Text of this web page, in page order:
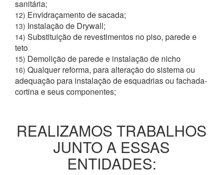
sanitária;
12) Envidraçamento de sacada;
13) Instalação de Drywall;
14) Substituição de revestimentos no piso, parede e
teto
15) Demolição de parede e instalação de nicho
16) Qualquer reforma, para alteração do sistema ou
adequação para instalação de esquadrias ou fachada-
cortina e seus componentes;
REALIZAMOS TRABALHOS
JUNTO A ESSAS
ENTIDADES: